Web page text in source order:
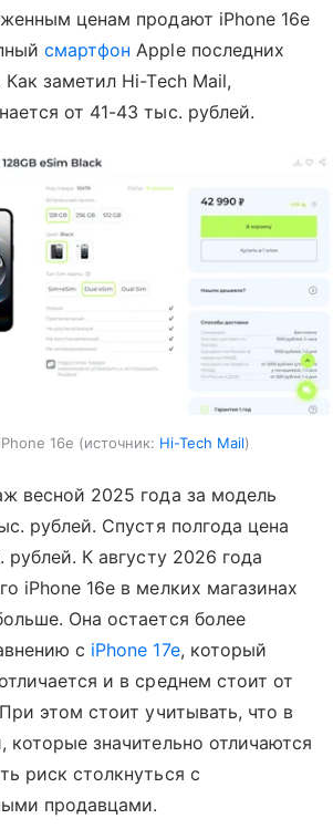
ценам продают iPhone 16e
смартфон Apple последних
заметил Hi-Tech Mail,
от 41-43 тыс. рублей.
16e источник: Hi-Tech Mail
весной 2025 года за модель
рублей. Спустя полгода цена
К августу 2026 года
iPhone 16e в мелких магазинах
Она остается более
с iPhone 17e, который
и в среднем стоит от
этом стоит учитывать, что в
которые значительно отличаются
риск столкнуться с
продавцами.